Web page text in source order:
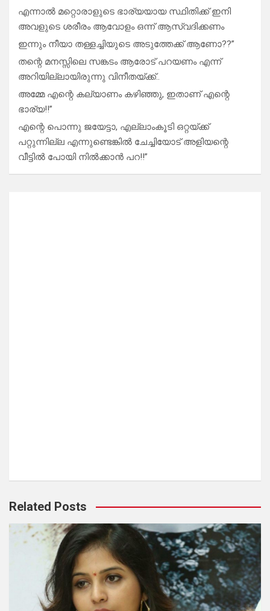
എന്നാൽ മറ്റൊരാളുടെ ഭാര്യയായ സ്ഥിതിക്ക് ഇനി
അവളുടെ ശരീരം ആവോളം ഒന്ന് ആസ്വദിക്കണം
ഇന്നും നീയാ തള്ളച്ചിയുടെ അടുത്തേക്ക് ആണോ??”
തന്റെ മനസ്സിലെ സങ്കടം ആരോട് പറയണം എന്ന്
അറിയില്ലായിരുന്നു വിനീതയ്ക്ക്..
അമ്മേ എന്റെ കല്യാണം കഴിഞ്ഞു, ഇതാണ് എന്റെ
ഭാര്യ!!”
എന്റെ പൊന്നു ജയേട്ടാ, എല്ലാംകൂടി ഒറ്റയ്ക്ക്
പറ്റുന്നില്ല എന്നുണ്ടെങ്കിൽ ചേച്ചിയോട് അളിയന്റെ
വീട്ടിൽ പോയി നിൽക്കാൻ പറ!!”
Related Posts